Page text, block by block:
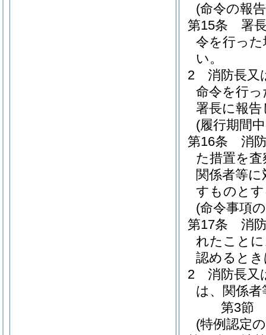
(命令の報
第15条
署
令を行っ
い。
2
消防長又
命令を行
署長に報
(履行期間
第16条
消
た措置を
関係者等
すものと
(命令事項
第17条
消
れたこと
認めると
2
消防長又
は、関係
第3節
(特例認定